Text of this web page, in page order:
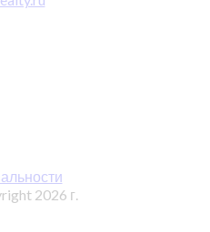
2026 г.